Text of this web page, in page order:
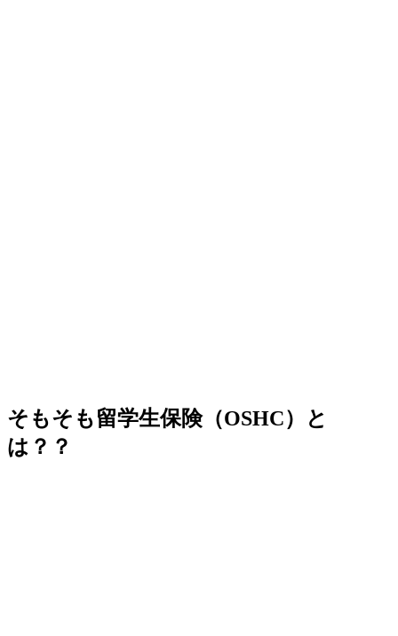
そもそも留学生保険（OSHC）と
は？？